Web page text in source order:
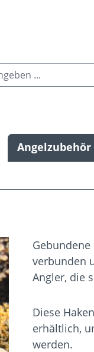
Angelzubehör
verbunden
Angler, die
Diese
erhältlich,
werden.